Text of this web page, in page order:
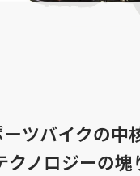
ツバイクの中
クノロジーの塊